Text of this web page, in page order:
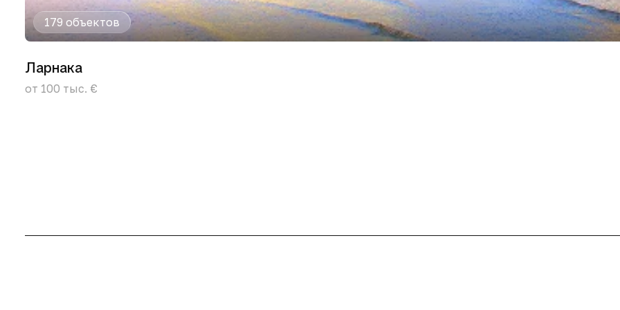
179 объектов
Ларнака
от 100 тыс. €